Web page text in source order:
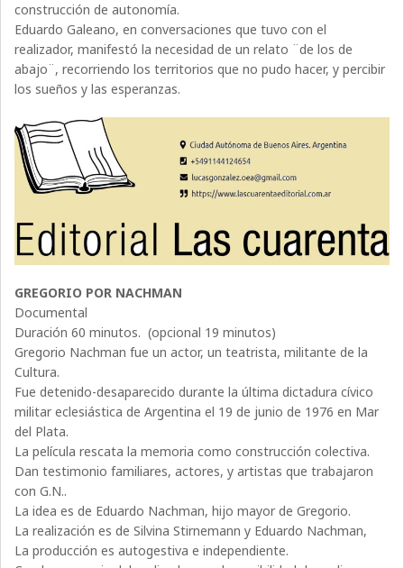
construcción de autonomía.
Eduardo Galeano, en conversaciones que tuvo con el
realizador, manifestó la necesidad de un relato ¨de los de
abajo¨, recorriendo los territorios que no pudo hacer, y percibir
los sueños y las esperanzas.
GREGORIO POR NACHMAN
Documental
Duración 60 minutos. (opcional 19 minutos)
Gregorio Nachman fue un actor, un teatrista, militante de la
Cultura.
Fue detenido-desaparecido durante la última dictadura cívico
militar eclesiástica de Argentina el 19 de junio de 1976 en Mar
del Plata.
La película rescata la memoria como construcción colectiva.
Dan testimonio familiares, actores, y artistas que trabajaron
con G.N..
La idea es de Eduardo Nachman, hijo mayor de Gregorio.
La realización es de Silvina Stirnemann y Eduardo Nachman,
La producción es autogestiva e independiente.